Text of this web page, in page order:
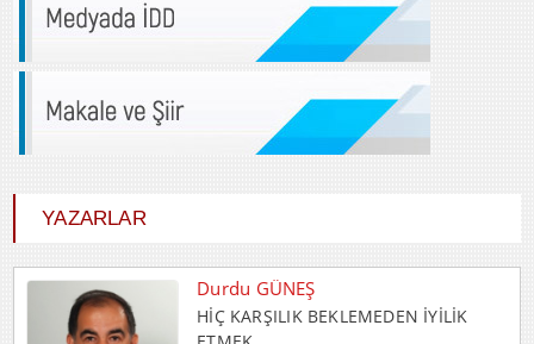
YAZARLAR
Durdu GÜNEŞ
HİÇ KARŞILIK BEKLEMEDEN İYİLİK